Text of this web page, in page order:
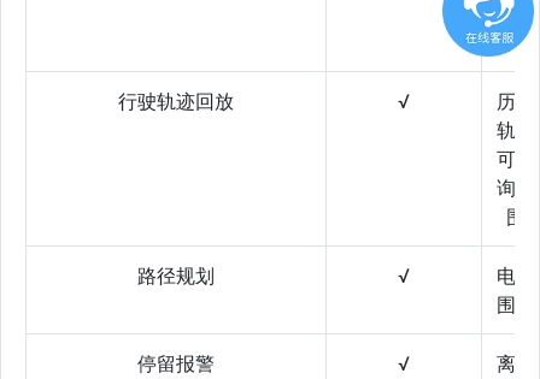
速度
等）
行驶轨迹回放 √
历史
轨迹
可查
询范
围
路径规划 √
电子
围栏
停留报警 √
离线